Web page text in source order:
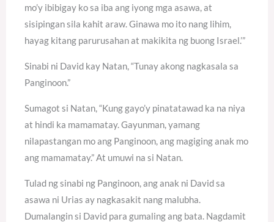
mo’y ibibigay ko sa iba ang iyong mga asawa, at
sisipingan sila kahit araw. Ginawa mo ito nang lihim,
hayag kitang parurusahan at makikita ng buong Israel.’”
Sinabi ni David kay Natan, “Tunay akong nagkasala sa
Panginoon.”
Sumagot si Natan, “Kung gayo’y pinatatawad ka na niya
at hindi ka mamamatay. Gayunman, yamang
nilapastangan mo ang Panginoon, ang magiging anak mo
ang mamamatay.” At umuwi na si Natan.
Tulad ng sinabi ng Panginoon, ang anak ni David sa
asawa ni Urias ay nagkasakit nang malubha.
Dumalangin si David para gumaling ang bata. Nagdamit